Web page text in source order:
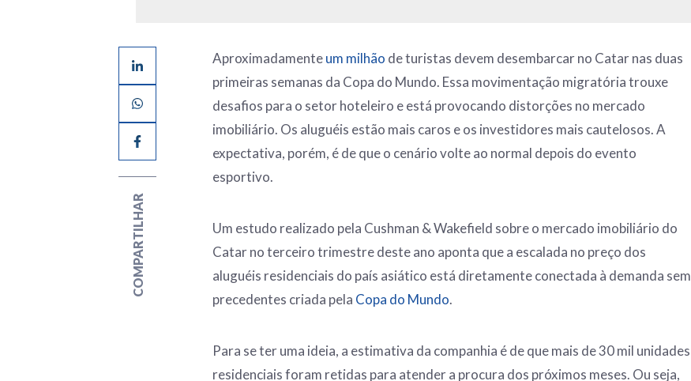
COMPARTILHAR
Aproximadamenteum milhão de turistas devem desembarcar no Catar nas duas
primeiras semanas da Copa do Mundo. Essa movimentação migratória trouxe
desafios para o setor hoteleiro e está provocando distorções no mercado
imobiliário. Os aluguéis estão mais caros e os investidores mais cautelosos. A
expectativa, porém, é de que o cenário volte ao normal depois do evento
esportivo.
Um estudo realizado pela Cushman & Wakefield sobre o mercado imobiliário do
Catar no terceiro trimestre deste ano aponta que a escalada no preço dos
aluguéis residenciais do país asiático está diretamente conectada à demanda sem
precedentes criada pela Copa do Mundo.
Para se ter uma ideia, a estimativa da companhia é de que mais de 30 mil unidades
residenciais foram retidas para atender a procura dos próximos meses. Ou seja,